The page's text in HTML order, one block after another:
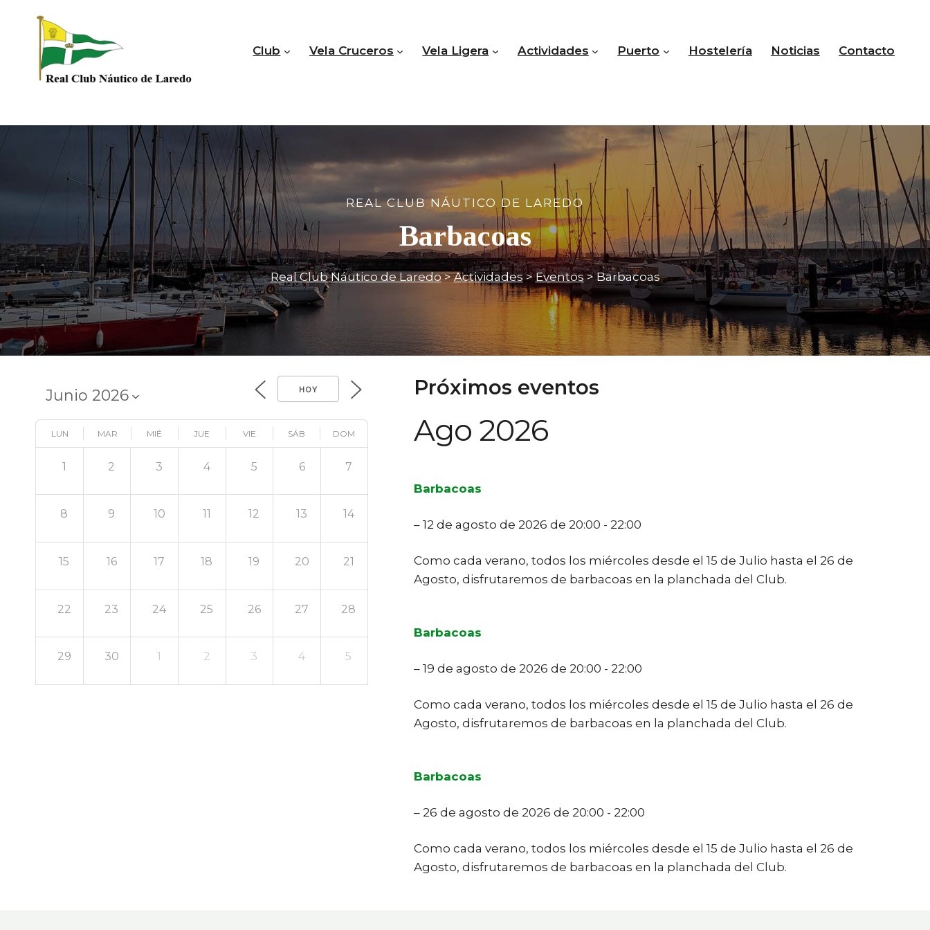
contenido
Club Vela Cruceros Vela Ligera Actividades Puerto Hostelería Noticias Contacto
REAL CLUB NÁUTICO DE LAREDO
Barbacoas
Real Club Náutico de Laredo>Actividades>Eventos>Barbacoas
HOY
LUN MAR MIÉ JUE VIE SÁB DOM
1 2 3 4 5 6 7
8 9 10 11 12 13 14
15 16 17 18 19 20 21
22 23 24 25 26 27 28
29 30 1 2 3 4 5
Próximos eventos
Ago 2026
Barbacoas
– 12 de agosto de 2026 de 20:00 - 22:00
Como cada verano, todos los miércoles desde el 15 de Julio hasta el 26 de
Agosto, disfrutaremos de barbacoas en la planchada del Club.
Barbacoas
– 19 de agosto de 2026 de 20:00 - 22:00
Como cada verano, todos los miércoles desde el 15 de Julio hasta el 26 de
Agosto, disfrutaremos de barbacoas en la planchada del Club.
Barbacoas
– 26 de agosto de 2026 de 20:00 - 22:00
Como cada verano, todos los miércoles desde el 15 de Julio hasta el 26 de
Agosto, disfrutaremos de barbacoas en la planchada del Club.